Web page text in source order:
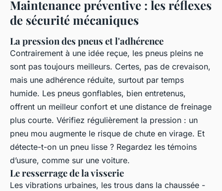
Maintenance préventive : les réflexes
de sécurité mécaniques
La pression des pneus et l'adhérence
Contrairement à une idée reçue, les pneus pleins ne
sont pas toujours meilleurs. Certes, pas de crevaison,
mais une adhérence réduite, surtout par temps
humide. Les pneus gonflables, bien entretenus,
offrent un meilleur confort et une distance de freinage
plus courte. Vérifiez régulièrement la pression : un
pneu mou augmente le risque de chute en virage. Et
détecte-t-on un pneu lisse ? Regardez les témoins
d’usure, comme sur une voiture.
Le resserrage de la visserie
Les vibrations urbaines, les trous dans la chaussée -